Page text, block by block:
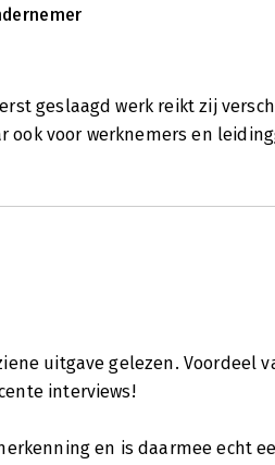
geslaagd werk reikt zij
ook voor werknemers en
uitgave gelezen. Voordeel
interviews!
en is daarmee echt